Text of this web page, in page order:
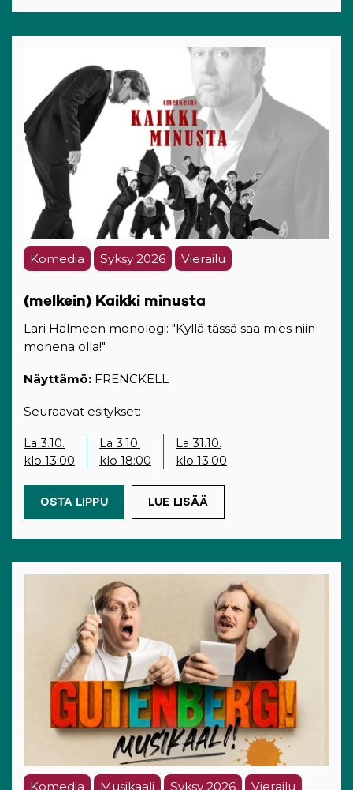
Komedia Syksy 2026 Vierailu
(melkein) Kaikki minusta
Lari Halmeen monologi: "Kyllä tässä saa mies niin
monena olla!"
Näyttämö: FRENCKELL
Seuraavat esitykset:
La 3.10.
klo 13:00
La 3.10.
klo 18:00
La 31.10.
klo 13:00
OSTA LIPPU(OPENS IN A NEW TAB)
LUE LISÄÄ
Komedia Musikaali Syksy 2026 Vierailu